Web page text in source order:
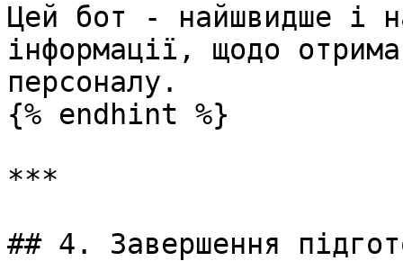
Цей бот - найшвидше і
інформації, щодо
персоналу.
{% endhint %}
***
## 4. Завершення